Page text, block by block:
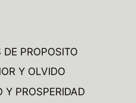
PROPOSITO
Y OLVIDO
Y PROSPERIDAD